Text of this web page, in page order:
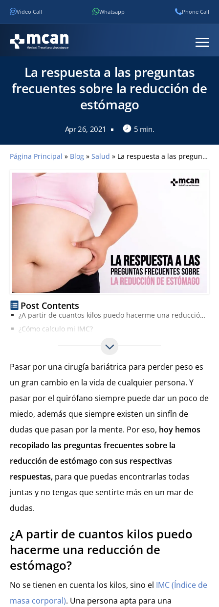
Video Call Whatsapp Phone Call
La respuesta a las preguntas
frecuentes sobre la reducción de
estómago
Apr 26, 2021 5 min.
Página Principal » Blog » Salud » La respuesta a las preguntas frecuentes sobre la reducción de estómago
Post Contents
¿A partir de cuantos kilos puedo hacerme una reducción de estómago?
¿Cómo calculo mi IMC?
Después de una reducción de estómago, ¿puedes volver a engordar?
¿Cómo se hace una operación de reducción de estómago?
Manga gástrica
ByPass gástrico
¿Cuáles son los principales riesgos de una reducción de estómago?
¿Cuánto tiempo es necesario estar de baja laboral?
¿Cuál es el tiempo de recuperación de una cirugía bariátrica?
¿Qué dieta se debe seguir una vez se ha pasado por quirófano?
¿Me puedo quedar embarazada después de una reducción de estómago?
Pasar por una cirugía bariátrica para perder peso es
un gran cambio en la vida de cualquier persona. Y
pasar por el quirófano siempre puede dar un poco de
miedo, además que siempre existen un sinfín de
dudas que pasan por la mente. Por eso, hoy hemos
recopilado las preguntas frecuentes sobre la
reducción de estómago con sus respectivas
respuestas, para que puedas encontrarlas todas
juntas y no tengas que sentirte más en un mar de
dudas.
¿A partir de cuantos kilos puedo
hacerme una reducción de
estómago?
No se tienen en cuenta los kilos, sino el IMC (Índice de
masa corporal). Una persona apta para una